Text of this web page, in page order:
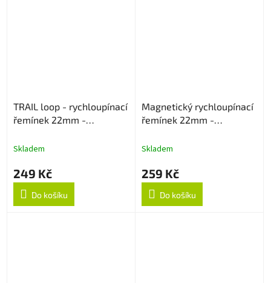
TRAIL loop - rychloupínací
řemínek 22mm -
Skladem
249 Kč
Do košíku
Magnetický rychloupínací
řemínek 22mm -
Skladem
259 Kč
Do košíku